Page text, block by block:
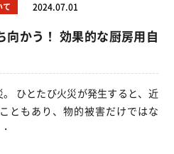
て 2024.07.01
向かう！ 効果的な厨房用自
ひとたび火災が発生すると、近
ともあり、物的被害だけではな